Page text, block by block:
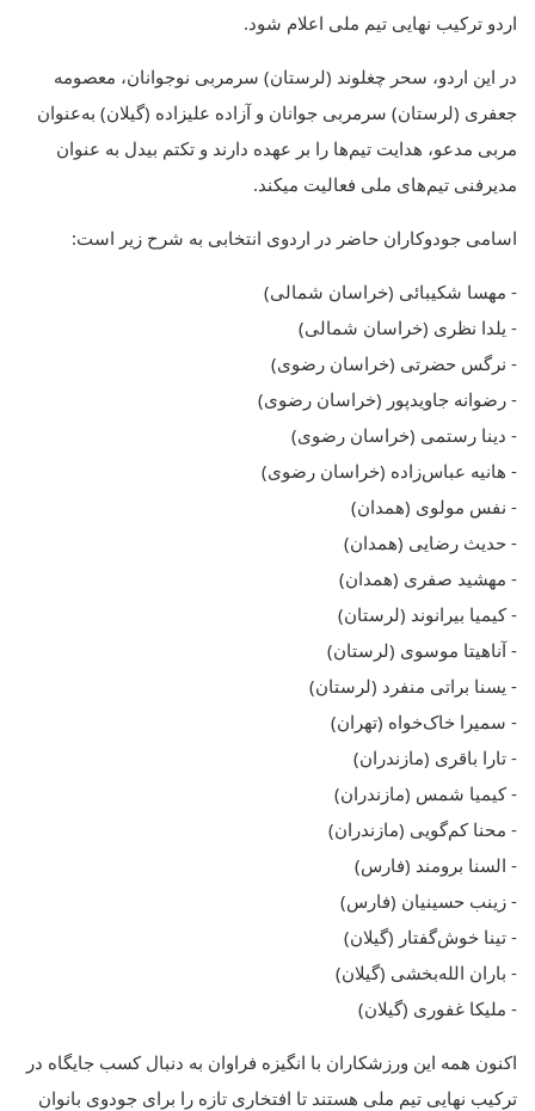
اردو ترکیب نهایی تیم ملی اعلام شود.
در این اردو، سحر چغلوند (لرستان) سرمربی نوجوانان، معصومه
جعفری (لرستان) سرمربی جوانان و آزاده علیزاده (گیلان) به‌عنوان
مربی مدعو، هدایت تیم‌ها را بر عهده دارند و تکتم بیدل به عنوان
مدیرفنی تیم‌های ملی فعالیت میکند.
اسامی جودوکاران حاضر در اردوی انتخابی به شرح زیر است:
- مهسا شکیبائی (خراسان شمالی)
- یلدا نظری (خراسان شمالی)
- نرگس حضرتی (خراسان رضوی)
- رضوانه جاویدپور (خراسان رضوی)
- دینا رستمی (خراسان رضوی)
- هانیه عباس‌زاده (خراسان رضوی)
- نفس مولوی (همدان)
- حدیث رضایی (همدان)
- مهشید صفری (همدان)
- کیمیا بیرانوند (لرستان)
- آناهیتا موسوی (لرستان)
- یسنا براتی منفرد (لرستان)
- سمیرا خاک‌خواه (تهران)
- تارا باقری (مازندران)
- کیمیا شمس (مازندران)
- محنا کم‌گویی (مازندران)
- السنا برومند (فارس)
- زینب حسینیان (فارس)
- تینا خوش‌گفتار (گیلان)
- باران الله‌بخشی (گیلان)
- ملیکا غفوری (گیلان)
اکنون همه این ورزشکاران با انگیزه فراوان به دنبال کسب جایگاه در
ترکیب نهایی تیم ملی هستند تا افتخاری تازه را برای جودوی بانوان